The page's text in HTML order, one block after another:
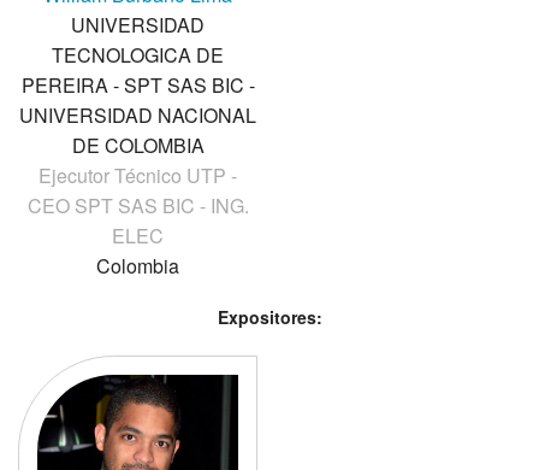
UNIVERSIDAD
TECNOLOGICA DE
PEREIRA - SPT SAS BIC -
UNIVERSIDAD NACIONAL
DE COLOMBIA
Ejecutor Técnico UTP -
CEO SPT SAS BIC - ING.
ELEC
Colombia
Expositores: